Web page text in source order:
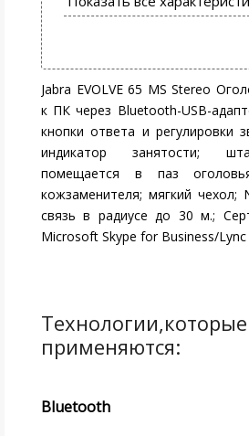
Jabra EVOLVE 65 MS Stereo
к ПК через Bluetooth-USB-
кнопки ответа и регулировки
индикатор занятости;
помещается в паз
кожзаменителя; мягкий чехол;
связь в радиусе до 30 м.;
Microsoft Skype for Business/Lync
Bluetooth